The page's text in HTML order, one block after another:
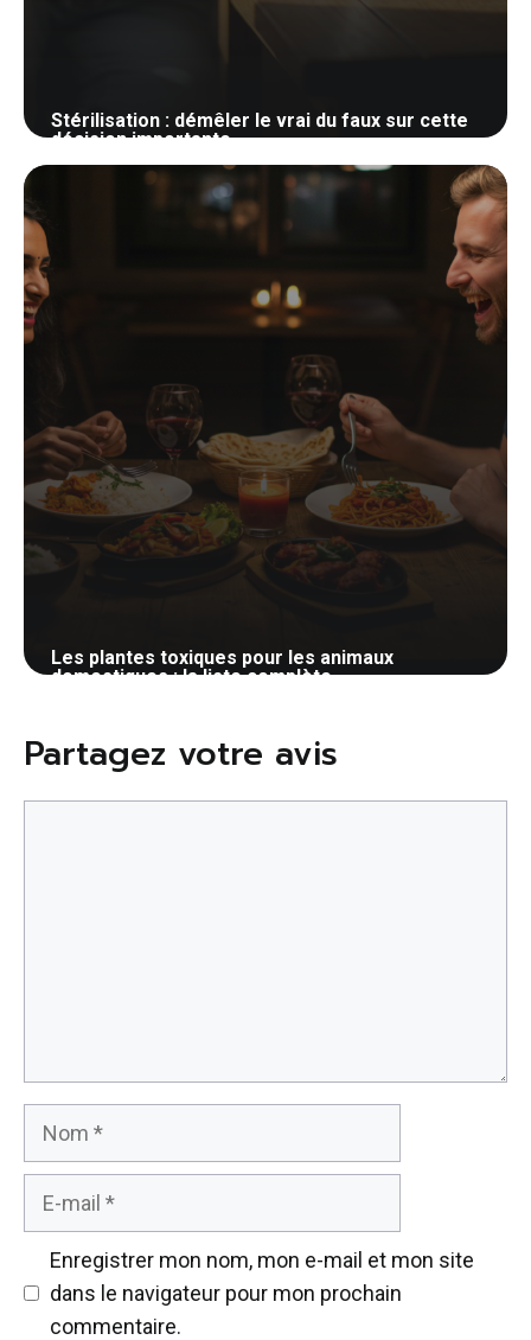
Stérilisation : démêler le vrai du faux sur cette
décision importante
Les plantes toxiques pour les animaux
domestiques : la liste complète
Partagez votre avis
Enregistrer mon nom, mon e-mail et mon site
dans le navigateur pour mon prochain
commentaire.